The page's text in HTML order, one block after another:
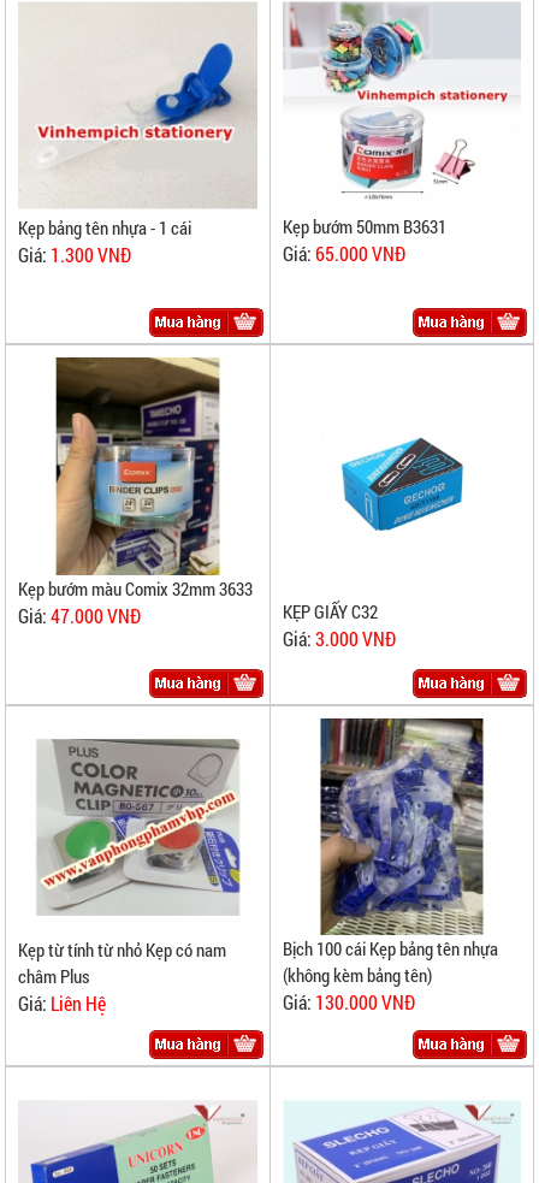
Kẹp bảng tên nhựa - 1 cái
Giá: 1.300 VNĐ
Kẹp bướm 50mm B3631
Giá:65.000 VNĐ
Kẹp bướm màu Comix 32mm 3633
Giá:47.000 VNĐ KẸP GIẤY C32
Giá:3.000 VNĐ
Kẹp từ tính từ nhỏ Kẹp có nam
châm Plus
Giá: Liên Hệ
Bịch 100 cái Kẹp bảng tên nhựa
(không kèm bảng tên)
Giá: 130.000 VNĐ